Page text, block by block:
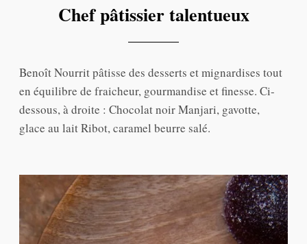
Chef pâtissier talentueux
Benoît Nourrit pâtisse des desserts et mignardises tout
en équilibre de fraicheur, gourmandise et finesse. Ci-
dessous, à droite : Chocolat noir Manjari, gavotte,
glace au lait Ribot, caramel beurre salé.